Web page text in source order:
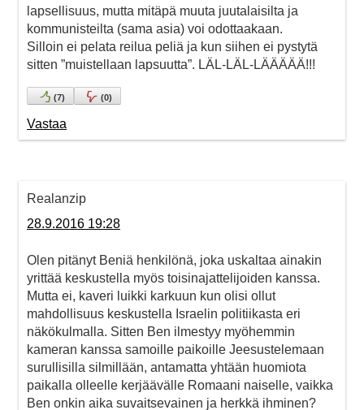
lapsellisuus, mutta mitäpä muuta juutalaisilta ja
kommunisteilta (sama asia) voi odottaakaan.
Silloin ei pelata reilua peliä ja kun siihen ei pystytä
sitten ”muistellaan lapsuutta”. LÄL-LÄL-LÄÄÄÄÄ!!!
(7) (0)
Vastaa
Realanzip
28.9.2016 19:28
Olen pitänyt Beniä henkilönä, joka uskaltaa ainakin
yrittää keskustella myös toisinajattelijoiden kanssa.
Mutta ei, kaveri luikki karkuun kun olisi ollut
mahdollisuus keskustella Israelin politiikasta eri
näkökulmalla. Sitten Ben ilmestyy myöhemmin
kameran kanssa samoille paikoille Jeesustelemaan
surullisilla silmillään, antamatta yhtään huomiota
paikalla olleelle kerjäävälle Romaani naiselle, vaikka
Ben onkin aika suvaitsevainen ja herkkä ihminen?